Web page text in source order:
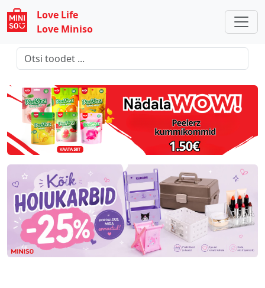
Love Life
Love Miniso